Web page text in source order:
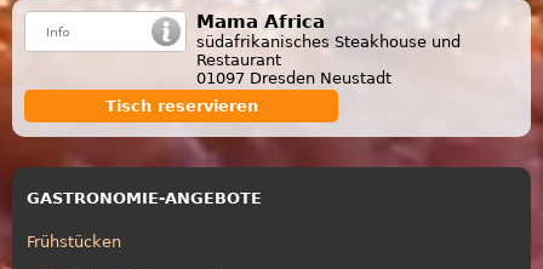
Mama Africa
südafrikanisches Steakhouse und
Restaurant
01097 Dresden Neustadt
Tisch reservieren
GASTRONOMIE-ANGEBOTE
Frühstücken